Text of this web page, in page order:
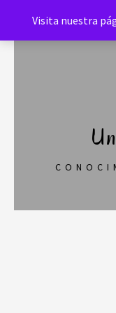
Visita nuestra
contenido